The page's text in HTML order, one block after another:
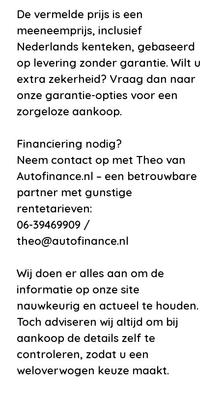
•Akoestisch gelaagd glas voor
voorportierruiten, gehard glas
voor achterportierruiten,
achterzijruiten en achterruit
•Automatische dimmende
achteruitkijkspiegel
•Connected services
Broadcasting)
•Dak in contrastkleur Narvik
Black
•Electronic climate control
•Elektrisch verstel-, verwarm- en
inklapbare buitenspiegels met
instapverlichting
voorruit met verwarmde
hogedruk ruitensproeiers
•Enkele, naar boven
scharnierende achterklep met
elektrische bediening (openen en
sluiten)
•Extended Leather Pack
De vermelde prijs is een
meeneemprijs, inclusief
Nederlands kenteken, gebaseerd
op levering zonder garantie. Wilt u
extra zekerheid? Vraag dan naar
onze garantie-opties voor een
zorgeloze aankoop.
Financiering nodig?
Neem contact op met Theo van
Autofinance.nl – een betrouwbare
partner met gunstige
rentetarieven:
06-39469909 /
theo@autofinance.nl
Wij doen er alles aan om de
informatie op onze site
nauwkeurig en actueel te houden.
Toch adviseren wij altijd om bij
aankoop de details zelf te
controleren, zodat u een
weloverwogen keuze maakt.